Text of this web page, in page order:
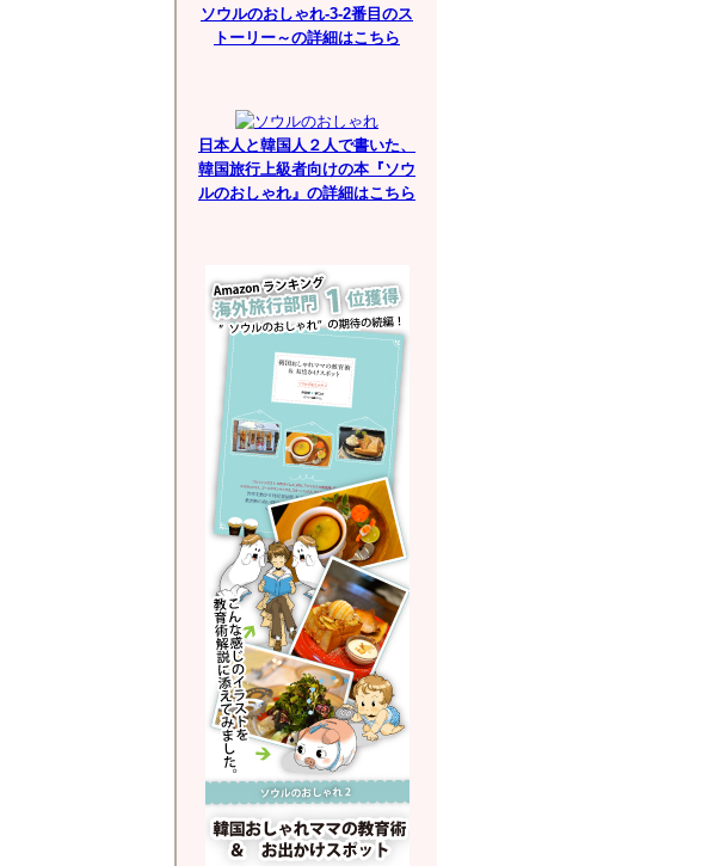
ソウルのおしゃれ-3-2番目のス
トーリー～の詳細はこちら
日本人と韓国人２人で書いた、
韓国旅行上級者向けの本『ソウ
ルのおしゃれ』の詳細はこちら